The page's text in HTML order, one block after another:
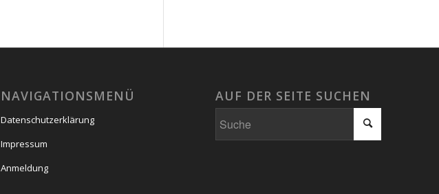
NAVIGATIONSMENÜ
Datenschutzerklärung
Impressum
Anmeldung
AUF DER SEITE SUCHEN